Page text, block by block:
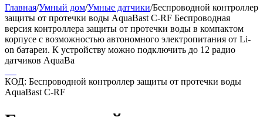
Главная/Умный дом/Умные датчики/Беспроводной контроллер
защиты от протечки воды AquaBast C-RF Беспроводная
версия контроллера защиты от протечки воды в компактом
корпусе с возможностью автономного электропитания от Li-
on батареи. К устройству можно подключить до 12 радио
датчиков AquaBa
КОД: Беспроводной контроллер защиты от протечки воды
AquaBast C-RF